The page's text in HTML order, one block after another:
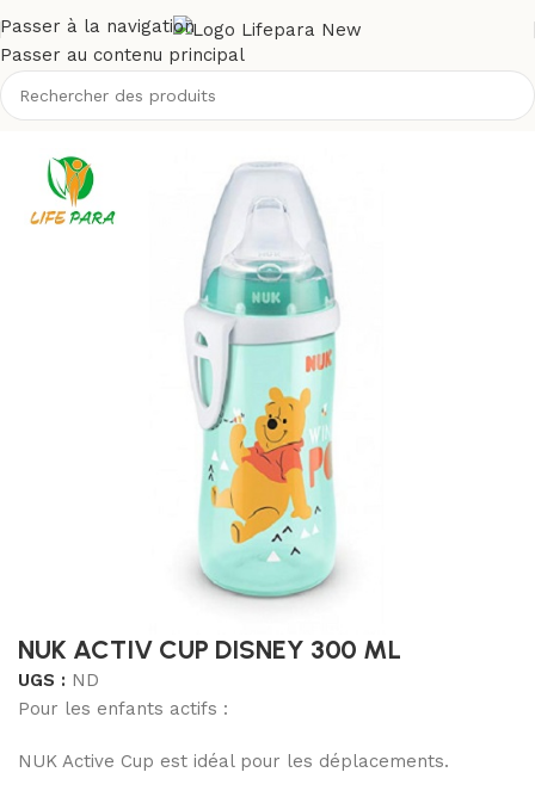
Passer à la navigation
Passer au contenu principal
Accueil/Boutique/Bébé et maman/Puériculture/Biberons
NUK ACTIV CUP DISNEY 300 ML
UGS : ND
Pour les enfants actifs :
NUK Active Cup est idéal pour les déplacements.